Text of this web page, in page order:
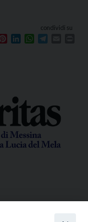
condividi su
PinterestLinkedInWhatsApp